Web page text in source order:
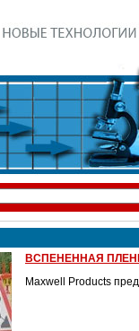
ВСПЕНЕННАЯ
Maxwell Products